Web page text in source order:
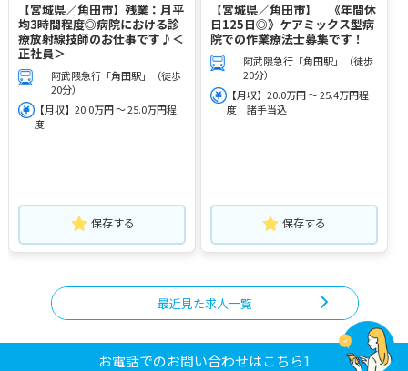
【宮城県／角田市】残業：月平
均3時間程度◎病院における診
療放射線技師のお仕事です♪＜
正社員＞
阿武隈急行「角田駅」（徒歩
20分）
【月収】20.0万円 ～ 25.0万円程
度
保存する
【宮城県／角田市】 《年間休
日125日◎》ケアミックス型病
院での作業療法士募集です！
阿武隈急行「角田駅」（徒歩
20分）
【月収】20.0万円 ～ 25.4万円程
度 諸手当込
保存する
最近見た求人一覧
お電話でのお問い合わせはこちら1